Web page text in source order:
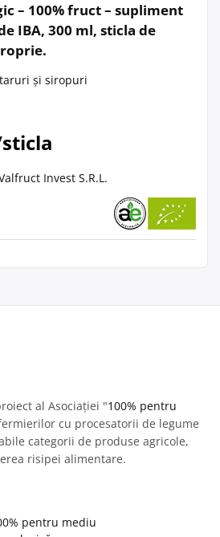
– 100% fruct – supliment
IBA, 300 ml, sticla de
și siropuri
Invest S.R.L.
al Asociației "100% pentru
cu procesatorii de legume
categorii de produse agricole,
risipei alimentare.
pentru mediu